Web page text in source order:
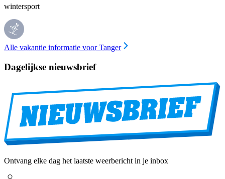
wintersport
Alle vakantie informatie voor Tanger
Dagelijkse nieuwsbrief
Ontvang elke dag het laatste weerbericht in je inbox